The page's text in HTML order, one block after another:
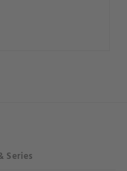
Series